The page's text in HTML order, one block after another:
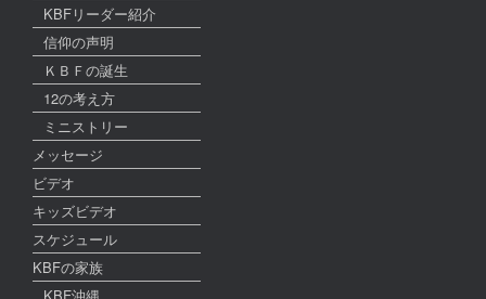
KBFリーダー紹介
信仰の声明
ＫＢＦの誕生
12の考え方
ミニストリー
メッセージ
ビデオ
キッズビデオ
スケジュール
KBFの家族